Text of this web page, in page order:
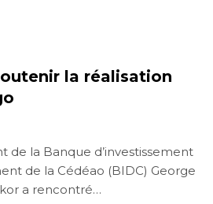
la réalisation
de la Banque d’investissement
de la Cédéao (BIDC) George
a rencontré…